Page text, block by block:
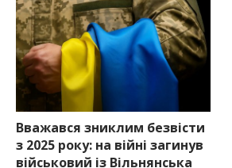
Вважався зниклим безвісти
з 2025 року: на війні загинув
військовий із Вільнянська